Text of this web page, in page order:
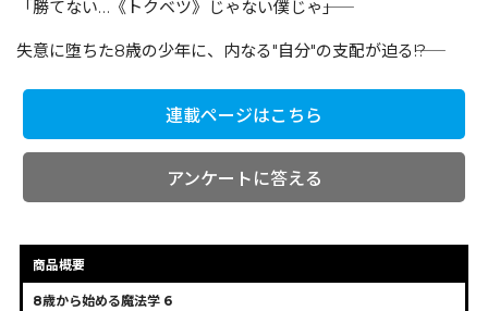
「勝てない…《トクベツ》じゃない僕じゃ――」
失意に堕ちた8歳の少年に、内なる"自分"の支配が迫る――!?
連載ページはこちら
アンケートに答える
商品概要
8歳から始める魔法学 6